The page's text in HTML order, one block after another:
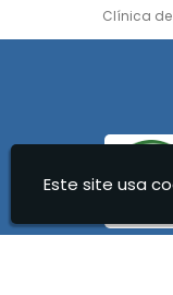
Clínica
Clínica
Clínica
Clínica
Este site usa